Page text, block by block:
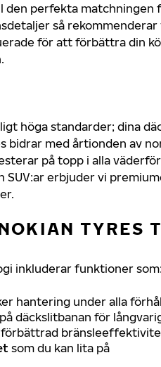
den perfekta matchningen
så
för att förbättra din
höga standarder; dina
bidrar med årtionden av
på topp i alla
SUV:ar erbjuder vi
TYRES
inkluderar funktioner
hantering under alla
på däckslitbanan för
som du kan lita på